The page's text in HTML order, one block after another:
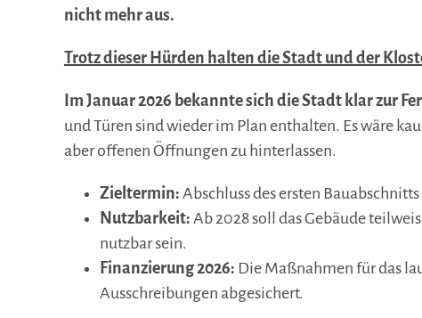
nicht mehr aus.
Trotz dieser Hürden halten die Stadt und der
Im Januar 2026 bekannte sich die Stadt klar zur
und Türen sind wieder im Plan enthalten. Es wäre
aber offenen Öffnungen zu hinterlassen.
Zieltermin: Abschluss des ersten
Nutzbarkeit: Ab 2028 soll das Gebäude
nutzbar sein.
Finanzierung 2026: Die Maßnahmen für das
Ausschreibungen abgesichert.